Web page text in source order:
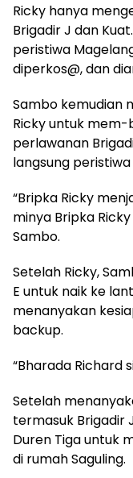
Ricky hanya
Brigadir J dan
peristiwa
diperkos@, dan
Sambo kemudian
Ricky untuk
perlawanan
langsung
“Bripka Ricky
minya Bripka
Sambo.
Setelah Ricky,
E untuk naik ke
menanyakan
backup.
“Bharada Richard
Setelah
termasuk Brigadir
Duren Tiga untuk
di rumah Saguling.